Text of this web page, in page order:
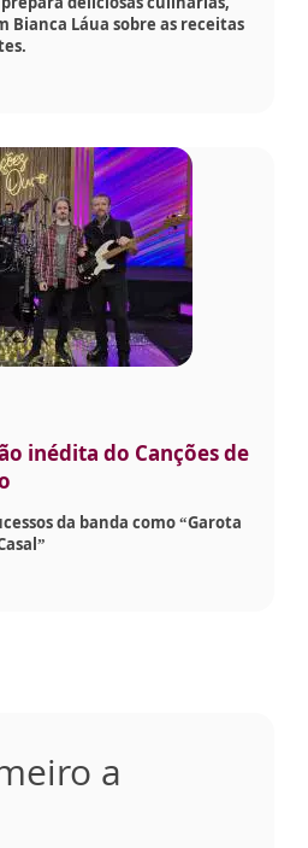
Bianca Láua sobre as receitas
inédita do Canções de
da banda como “Garota
a